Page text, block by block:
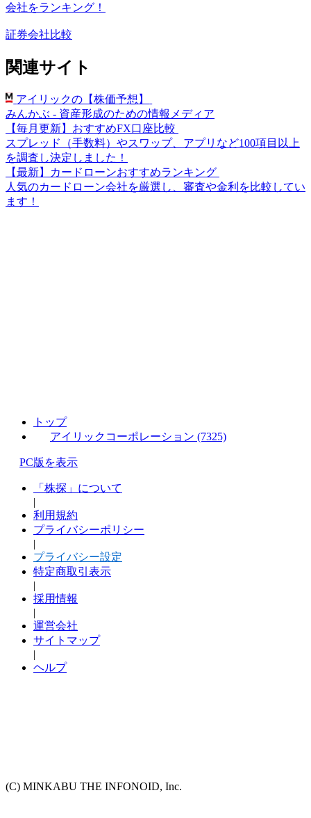
会社をランキング！
証券会社比較
関連サイト
アイリックの【株価予想】
みんかぶ - 資産形成のための情報メディア
【毎月更新】おすすめFX口座比較
スプレッド（手数料）やスワップ、アプリなど100項目以上
を調査し決定しました！
【最新】カードローンおすすめランキング
人気のカードローン会社を厳選し、審査や金利を比較してい
ます！
トップ
アイリックコーポレーション (7325)
PC版を表示
「株探」について
|
利用規約
プライバシーポリシー
|
プライバシー設定
特定商取引表示
|
採用情報
|
運営会社
サイトマップ
|
ヘルプ
(C) MINKABU THE INFONOID, Inc.